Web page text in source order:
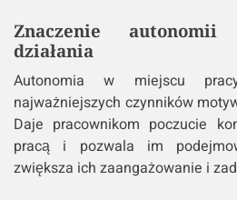
Znaczenie
działania
Autonomia w miejscu
najważniejszych czynników
Daje pracownikom poczucie
pracą i pozwala im
zwiększa ich zaangażowanie i